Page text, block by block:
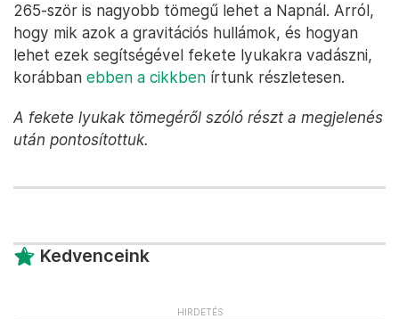
265-ször is nagyobb tömegű lehet a Napnál. Arról,
hogy mik azok a gravitációs hullámok, és hogyan
lehet ezek segítségével fekete lyukakra vadászni,
korábban ebben a cikkben írtunk részletesen.
A fekete lyukak tömegéről szóló részt a megjelenés
után pontosítottuk.
Kedvenceink